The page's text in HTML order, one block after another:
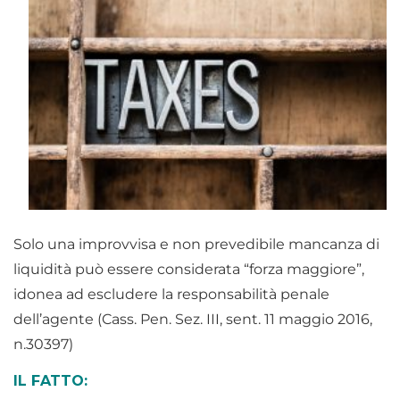
Solo una improvvisa e non prevedibile mancanza di
liquidità può essere considerata “forza maggiore”,
idonea ad escludere la responsabilità penale
dell’agente (Cass. Pen. Sez. III, sent. 11 maggio 2016,
n.30397)
IL FATTO: